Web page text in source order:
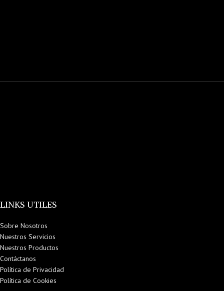
LINKS UTILES
Sobre Nosotros
Nuestros Servicios
Nuestros Productos
Contáctanos
Política de Privacidad
Política de Cookies